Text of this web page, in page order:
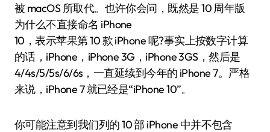
被 macOS 所取代。也许你会问，既然是 10 周年版
为什么不直接命名 iPhone
10，表示苹果第 10 款 iPhone 呢?事实上按数字计算
的话，iPhone，iPhone 3G，iPhone 3GS，然后是
4/4s/5/5s/6/6s，一直延续到今年的 iPhone 7。严格
来说，iPhone 7 就已经是“iPhone 10”。
你可能注意到我们列的 10 部 iPhone 中并不包含